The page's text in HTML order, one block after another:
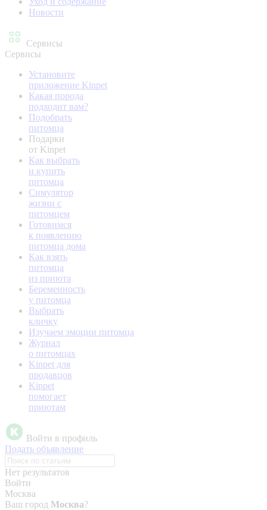
Новости
Сервисы
Сервисы
Установите
приложение Kinpet
Какая порода
подходит вам?
Подобрать
питомца
Подарки
от Kinpet
Как выбрать
и купить
питомца
Симулятор
жизни с
питомцем
Готовимся
к появлению
питомца дома
Как взять
питомца
из приюта
Беременность
у питомца
Выбрать
кличку
Изучаем эмоции питомца
Журнал
о питомцах
Kinpet для
продавцов
Kinpet
помогает
приютам
Войти в профиль
Подать объявление
Нет результатов
Войти
Москва
Ваш город Москва?